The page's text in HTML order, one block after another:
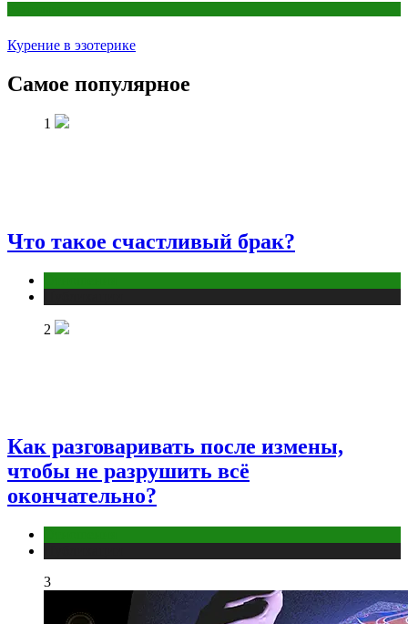
Курение в эзотерике
Самое популярное
1
Что такое счастливый брак?
2
Как разговаривать после измены,
чтобы не разрушить всё
окончательно?
3